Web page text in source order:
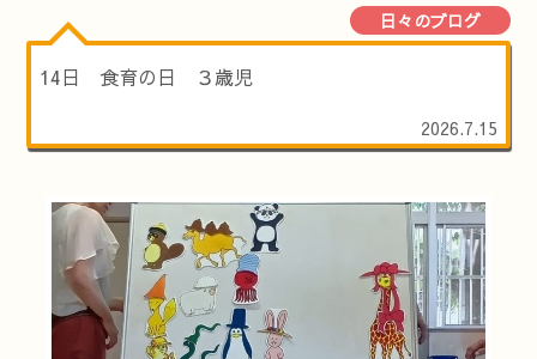
日々のブログ
14日 食育の日 ３歳児
2026.7.15